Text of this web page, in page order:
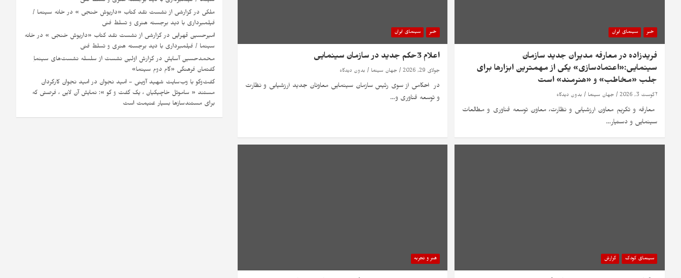
خبر سینمای ایران
فریدزاده در معارفه مدیران جدید سازمان
سینمایی:«اعتمادسازی» یکی از مهمترین ابزارها برای
جلب «مخاطب» و «هنرمند» است​ ​
آگوست 3, 2026 جهان سینما بدون دیدگاه
​ معارفه و تکریم معاون ارزشیابی و نظارت، معاون توسعه فناوری و مطالعات
سینمایی و دستیار…
خبر سینمای ایران
اعلام 3حکم جدید در سازمان سینمایی
جولای 29, 2026 جهان سینما بدون دیدگاه
در احکامی از سوی رئیس سازمان سینمایی معاونان جدید ارزشیابی و نظارت
و توسعه فناوری و…
سینمای کودک گزارش هنر و تجربه
ملکی در گزارشی از نشست نقد کتاب «داریوش خنجی » در خانه سینما /
فیلمبرداری با دید برجسته هنری و تسلط فنی
امیرحسین قهرایی در گزارشی از نشست نقد کتاب «داریوش خنجی » در خانه
سینما / فیلمبرداری با دید برجسته هنری و تسلط فنی
محمدحسین آسایش در گزارش اولین نشست از سلسله نشست‌های سینماِ
گفتمان فرهنگی «گام دوم سینما»
گفت‌وگو با وب‌سایت شهید آوینی - امید نجوان درامید نجوان کارگردان
مستند « ساموئل خاچیکیان ، یک گفت و گو »: نمایش آن لاین ، فرصتی که
برای مستندسازها بسیار غنیمت است